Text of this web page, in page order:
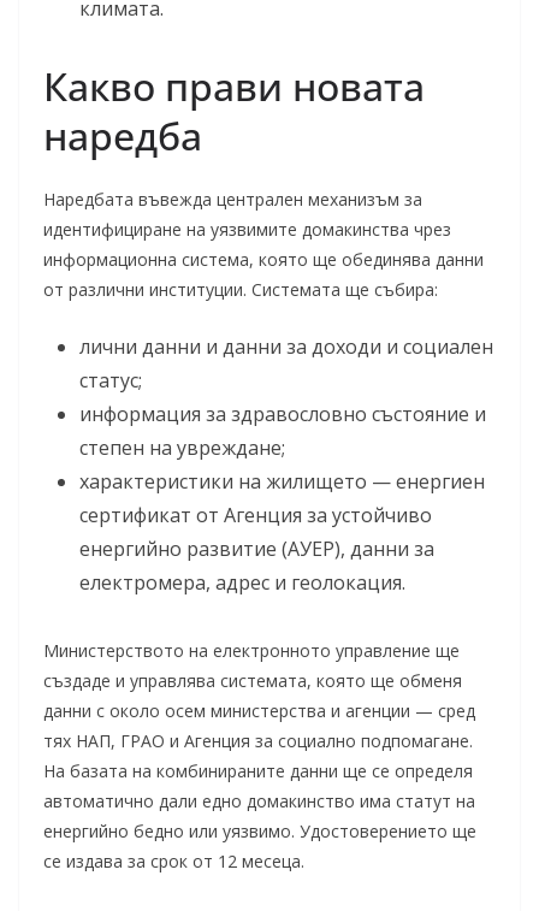
климата.
Какво прави новата
наредба
Наредбата въвежда централен механизъм за
идентифициране на уязвимите домакинства чрез
информационна система, която ще обединява данни
от различни институции. Системата ще събира:
лични данни и данни за доходи и социален
статус;
информация за здравословно състояние и
степен на увреждане;
характеристики на жилището — енергиен
сертификат от Агенция за устойчиво
енергийно развитие (АУЕР), данни за
електромера, адрес и геолокация.
Министерството на електронното управление ще
създаде и управлява системата, която ще обменя
данни с около осем министерства и агенции — сред
тях НАП, ГРАО и Агенция за социално подпомагане.
На базата на комбинираните данни ще се определя
автоматично дали едно домакинство има статут на
енергийно бедно или уязвимо. Удостоверението ще
се издава за срок от 12 месеца.